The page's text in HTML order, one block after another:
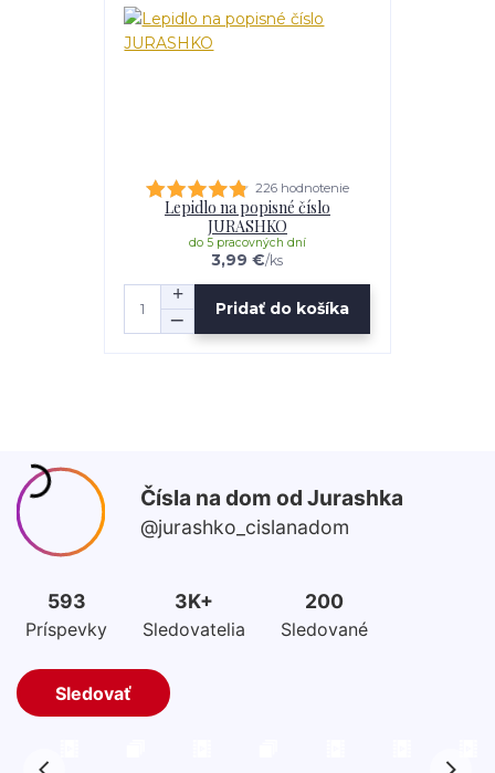
226 hodnotenie
Lepidlo na popisné číslo
JURASHKO
3,99 €/ks
do 5 pracovných dní
Pridať do košíka